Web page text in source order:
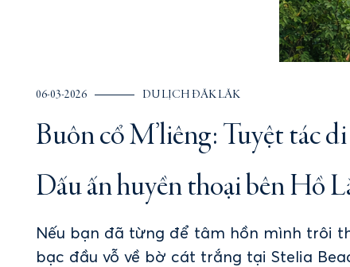
06-03-2026 DU LỊCH ĐĂK LĂK
Buôn cổ M’liêng: Tuyệt tác
Dấu ấn huyền thoại bên Hồ
Nếu bạn đã từng để tâm hồn mình trôi
bạc đầu vỗ về bờ cát trắng tại Stelia